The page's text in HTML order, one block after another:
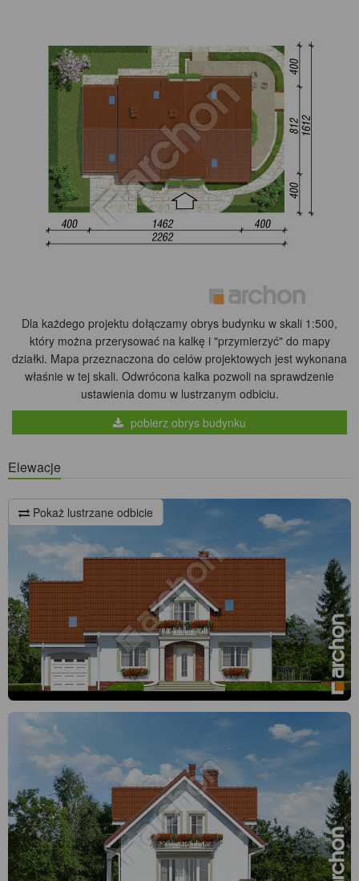
Dla każdego projektu dołączamy obrys budynku w skali 1:500,
który można przerysować na kalkę i "przymierzyć" do mapy
działki. Mapa przeznaczona do celów projektowych jest wykonana
właśnie w tej skali. Odwrócona kalka pozwoli na sprawdzenie
ustawienia domu w lustrzanym odbiciu.
pobierz obrys budynku
Elewacje
Pokaż lustrzane odbicie